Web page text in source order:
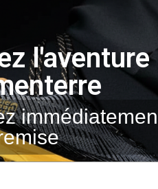
Aussi
l'aventure